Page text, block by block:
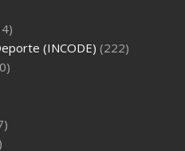
(INCODE) (222)